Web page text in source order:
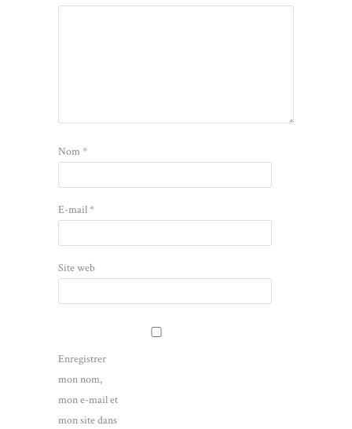
Nom*
E-mail*
Site web
Enregistrer
mon nom,
mon e-mail et
mon site dans